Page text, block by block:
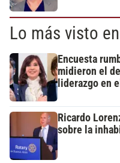
Lo más visto
Encuesta
midieron el
liderazgo en
Ricardo
sobre la